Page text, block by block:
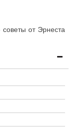
от Эрнеста